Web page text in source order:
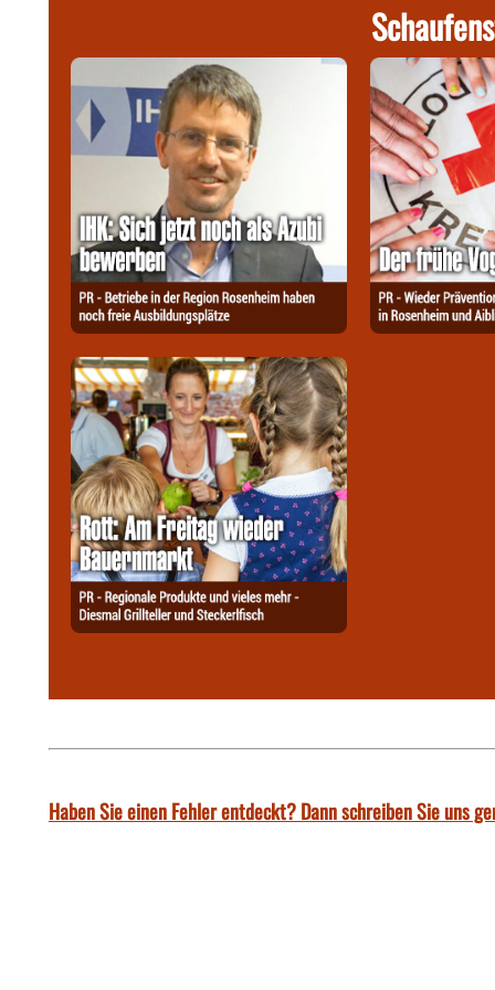
Haben Sie einen Fehler entdeckt? Dann schreiben Sie uns